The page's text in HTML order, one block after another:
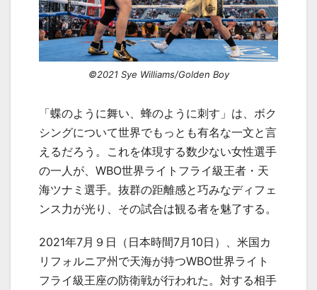
©2021 Sye Williams/Golden Boy
「蝶のように舞い、蜂のように刺す」は、ボク
シングについて世界でもっとも有名な一文と言
えるだろう。これを体現する数少ない女性選手
の一人が、 WBO世界ライトフライ級王者・天
海ツナミ選手。抜群の距離感と巧みなディフェ
ンス力が光り、その試合は観る者を魅了する。
2021年7月９日（日本時間7月 10日）、米国カ
リフォルニア州で天海が持つWBO世界ライト
フライ級王座の防衛戦が行われた。対する相手